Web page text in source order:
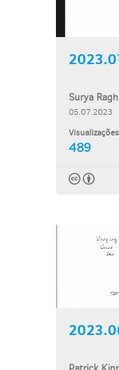
Surya
05.07.2023
Visualizações
489